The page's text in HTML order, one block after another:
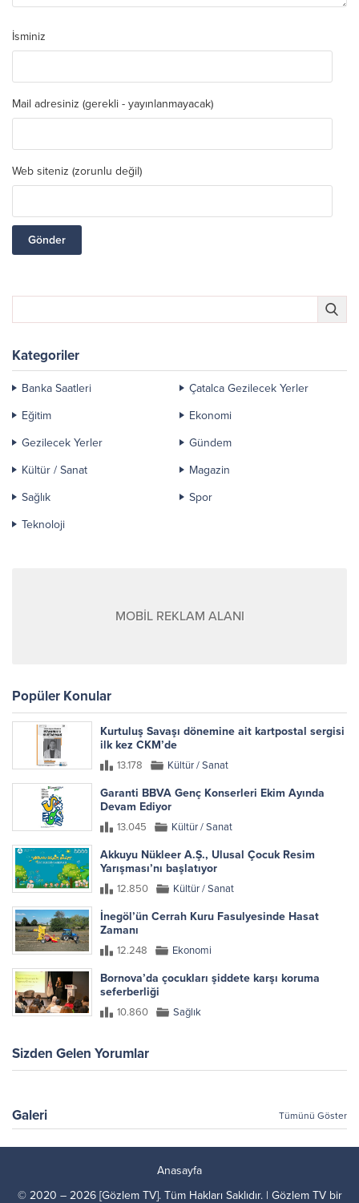
İsminiz
Mail adresiniz (gerekli - yayınlanmayacak)
Web siteniz (zorunlu değil)
Kategoriler
Banka Saatleri
Çatalca Gezilecek Yerler
Eğitim
Ekonomi
Gezilecek Yerler
Gündem
Kültür / Sanat
Magazin
Sağlık
Spor
Teknoloji
MOBİL REKLAM ALANI
Popüler Konular
Kurtuluş Savaşı dönemine ait kartpostal sergisi
ilk kez CKM’de
13.178 Kültür / Sanat
Garanti BBVA Genç Konserleri Ekim Ayında
Devam Ediyor
13.045 Kültür / Sanat
Akkuyu Nükleer A.Ş., Ulusal Çocuk Resim
Yarışması’nı başlatıyor
12.850 Kültür / Sanat
İnegöl’ün Cerrah Kuru Fasulyesinde Hasat
Zamanı
12.248 Ekonomi
Bornova’da çocukları şiddete karşı koruma
seferberliği
10.860 Sağlık
Sizden Gelen Yorumlar
Galeri Tümünü Göster
Anasayfa
© 2020 – 2026 [Gözlem TV]. Tüm Hakları Saklıdır. | Gözlem TV bir